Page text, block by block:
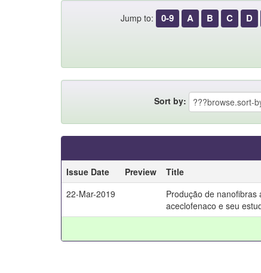
Jump to: 0-9 A B C D
Sort by:
Issue Date
Preview Title
22-Mar-2019
Produção de
aceclofenaco e seu